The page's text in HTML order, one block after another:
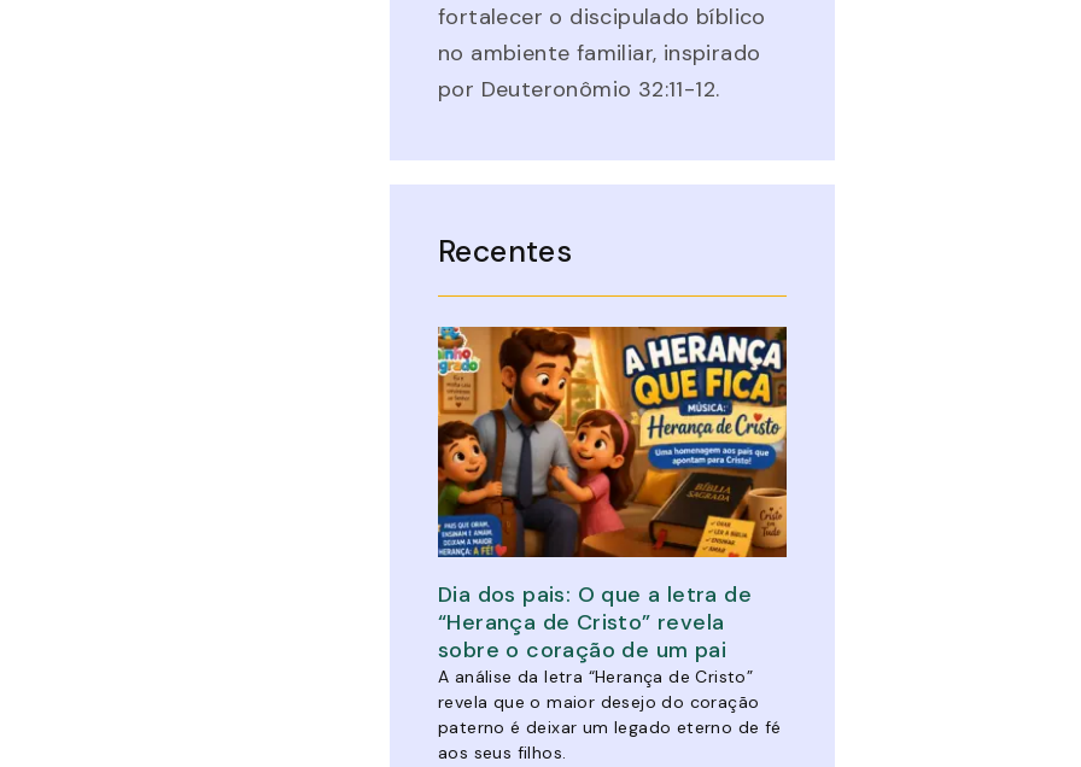
fortalecer o discipulado bíblico
no ambiente familiar, inspirado
por Deuteronômio 32:11-12.
Recentes
Dia dos pais: O que a letra de
“Herança de Cristo” revela
sobre o coração de um pai
A análise da letra “Herança de Cristo”
revela que o maior desejo do coração
paterno é deixar um legado eterno de fé
aos seus filhos.